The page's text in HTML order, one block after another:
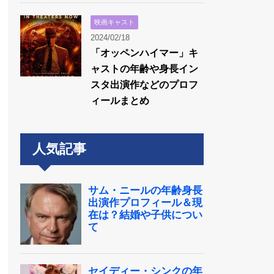
映画キャスト
2024/02/18
「オッペンハイマー」キ
ャストの年齢や身長イン
スタ出演作などのプロフ
ィールまとめ
人気記事